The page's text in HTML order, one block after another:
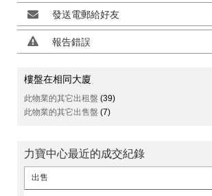
發送電郵給好友
報告錯誤
樓盤在相同大廈
此物業的其它出租盤 (39)
此物業的其它出售盤 (7)
力寶中心最近的成交紀錄
出售